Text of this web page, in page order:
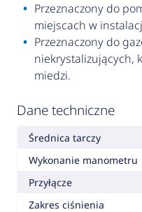
Przeznaczony do
miejscach w
Przeznaczony do
niekrystalizujących,
miedzi.
Dane techniczne
Średnica tarczy
Wykonanie manometru
Przyłącze
Zakres ciśnienia